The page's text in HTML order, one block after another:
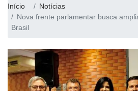
Início
Notícias
Nova frente parlamentar busca
Brasil